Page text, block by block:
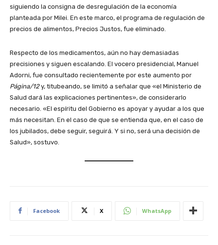
siguiendo la consigna de desregulación de la economía
planteada por Milei. En este marco, el programa de regulación de
precios de alimentos, Precios Justos, fue eliminado.
Respecto de los medicamentos, aún no hay demasiadas
precisiones y siguen escalando. El vocero presidencial, Manuel
Adorni, fue consultado recientemente por este aumento por
Página/12y, titubeando, se limitó a señalar que «el Ministerio de
Salud dará las explicaciones pertinentes», de considerarlo
necesario. «El espíritu del Gobierno es apoyar y ayudar a los que
más necesitan. En el caso de que se entienda que, en el caso de
los jubilados, debe seguir, seguirá. Y si no, será una decisión de
Salud», sostuvo.
Facebook X WhatsApp